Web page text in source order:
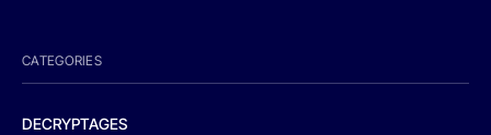
CATEGORIES
DECRYPTAGES